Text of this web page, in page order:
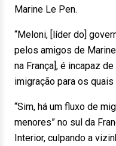
Marine Le Pen.
“Meloni, [líder do]
pelos amigos de
na França], é incapaz
imigração para os
“Sim, há um fluxo de
menores” no sul da
Interior, culpando a